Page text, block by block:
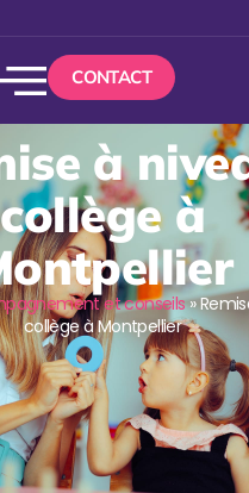
CONTACT
à
collège à
et conseils»
collège à Montpellier